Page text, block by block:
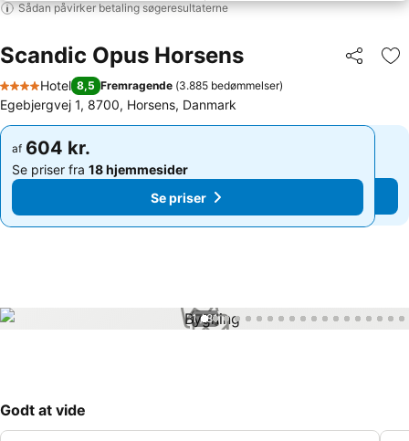
Sådan påvirker betaling søgeresultaterne
Scandic Opus Horsens Del
4 Stjerner
Hotel 8,5 Fremragende (3.885 bedømmelser)
Egebjergvej 1, 8700, Horsens, Danmark
af 604 kr.
Se priser fra 18 hjemmesider
Se priser
af 604 kr.
Se priser fra 18 hjemmesider
Se priser
1 / 81
Godt at vide